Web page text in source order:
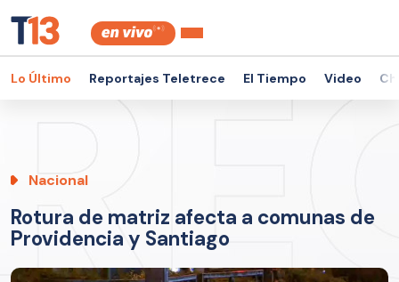
Lo Último Reportajes Teletrece El Tiempo Video
Nacional
Rotura de matriz afecta a comunas de
Providencia y Santiago